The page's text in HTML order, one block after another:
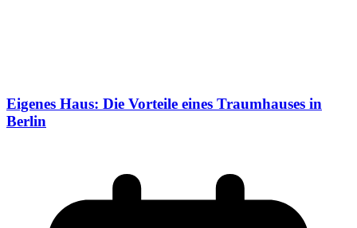
Eigenes Haus: Die Vorteile eines Traumhauses in
Berlin